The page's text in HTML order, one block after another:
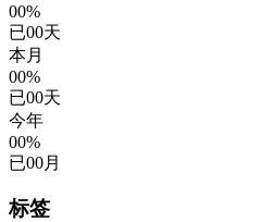
00%
已00天
本月
00%
已00天
今年
00%
已00月
标签